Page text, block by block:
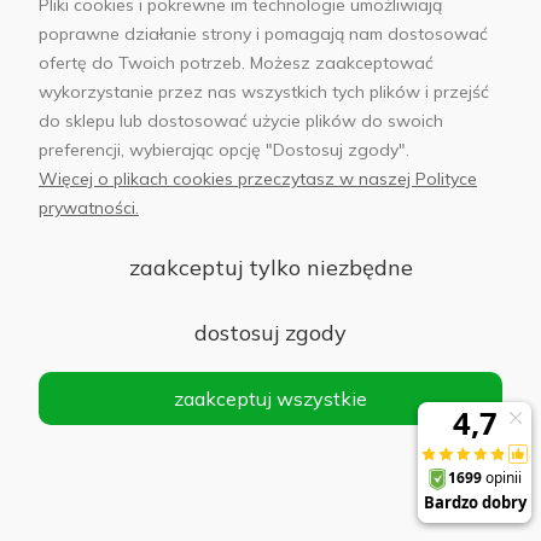
Ekspercka pomoc na
14 salonów w 12
Pliki cookies i pokrewne im technologie umożliwiają
poprawne działanie strony i pomagają nam dostosować
ofertę do Twoich potrzeb. Możesz zaakceptować
wykorzystanie przez nas wszystkich tych plików i przejść
do sklepu lub dostosować użycie plików do swoich
preferencji, wybierając opcję "Dostosuj zgody".
Więcej o plikach cookies przeczytasz w naszej Polityce
prywatności.
zaakceptuj tylko niezbędne
dostosuj zgody
zaakceptuj wszystkie